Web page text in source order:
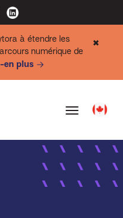
à étendre les
numérique de
en plus
✖